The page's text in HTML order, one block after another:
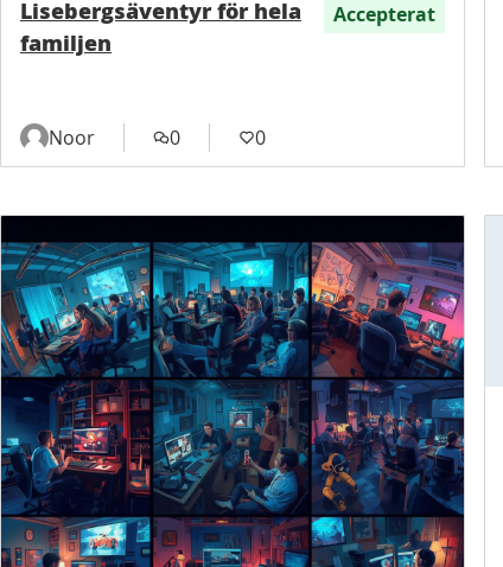
Lisebergsäventyr för hela
familjen
Accepterat
Noor 0 0